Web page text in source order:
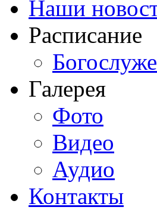
Наши
Расписание
Галерея
Фото
Видео
Аудио
Контакты